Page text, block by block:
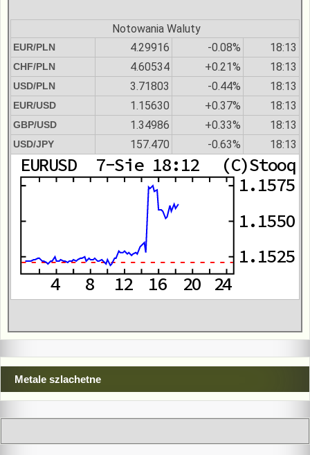
Notowania Waluty
EUR/PLN 4.29916 -0.08% 18:13
CHF/PLN 4.60534 +0.21% 18:13
USD/PLN 3.71803 -0.44% 18:13
EUR/USD 1.15630 +0.37% 18:13
GBP/USD 1.34986 +0.33% 18:13
USD/JPY 157.470 -0.63% 18:13
Metale szlachetne